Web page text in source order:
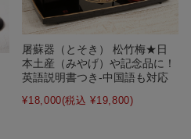
屠蘇器（とそき） 松竹梅★日
本土産（みやげ）や記念品に！
英語説明書つき-中国語も対応
¥18,000(税込 ¥19,800)